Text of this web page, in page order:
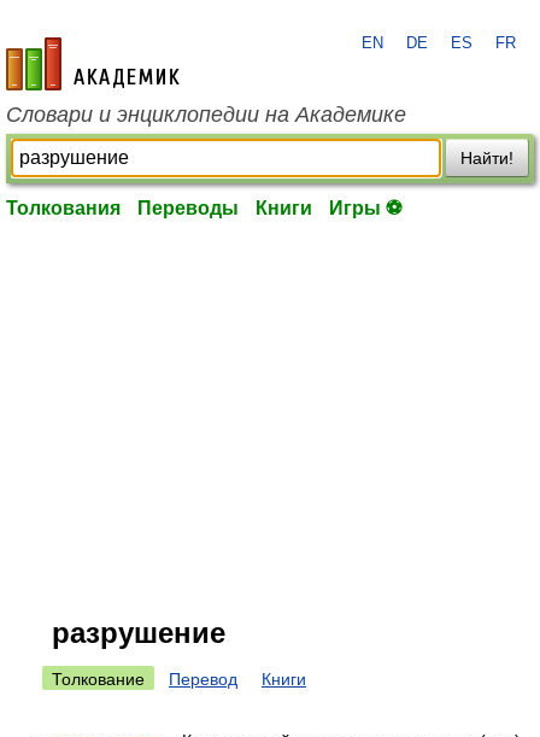
academic.ru
EN DE ES FR
Словари и энциклопедии на Академике
Найти!
Толкования Переводы Книги Игры ⚽
разрушение
Толкование Перевод Книги